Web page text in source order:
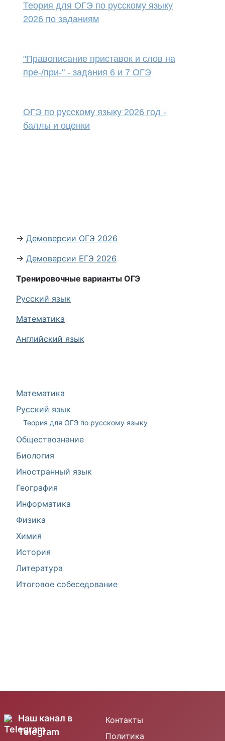
Математика
Русский язык
Теория для ОГЭ по русскому языку
Обществознание
Биология
Иностранный язык
География
Информатика
Физика
Химия
История
Литература
Итоговое собеседование
Теория для ОГЭ по русскому языку
2026 по заданиям
"Правописание приставок и слов на
пре-/при-" - задания 6 и 7 ОГЭ
ОГЭ по русскому языку 2026 год -
баллы и оценки
→ Демоверсии ОГЭ 2026
→ Демоверсии ЕГЭ 2026
Тренировочные варианты ОГЭ
Русский язык
Математика
Английский язык
Наш канал в
Telegram
Контакты
Политика